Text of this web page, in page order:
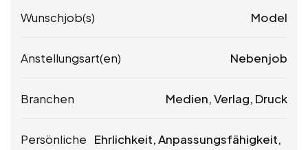
Wunschjob(s) Model
Anstellungsart(en) Nebenjob
Branchen Medien, Verlag, Druck
Persönliche Ehrlichkeit, Anpassungsfähigkeit,